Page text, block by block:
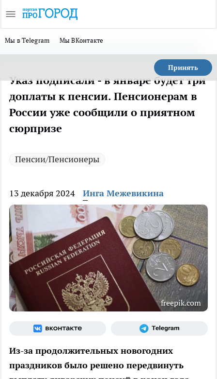
Мы в Telegram Мы ВКонтакте
Принять
Указ подписали - в январе будет три
доплаты к пенсии. Пенсионерам в
России уже сообщили о приятном
сюрпризе
Пенсии/Пенсионеры
13 декабря 2024 Инга Межевикина
freepik.com
Из-за продолжительных новогодних
праздников было решено передвинуть